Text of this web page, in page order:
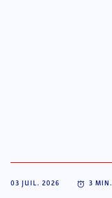
03 JUIL. 2026 3 MIN.